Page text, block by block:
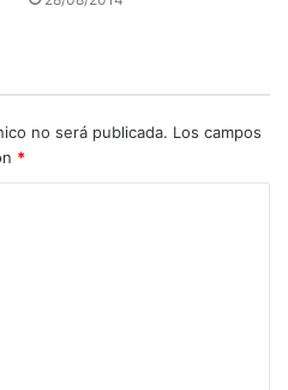
no será publicada. Los campos
*